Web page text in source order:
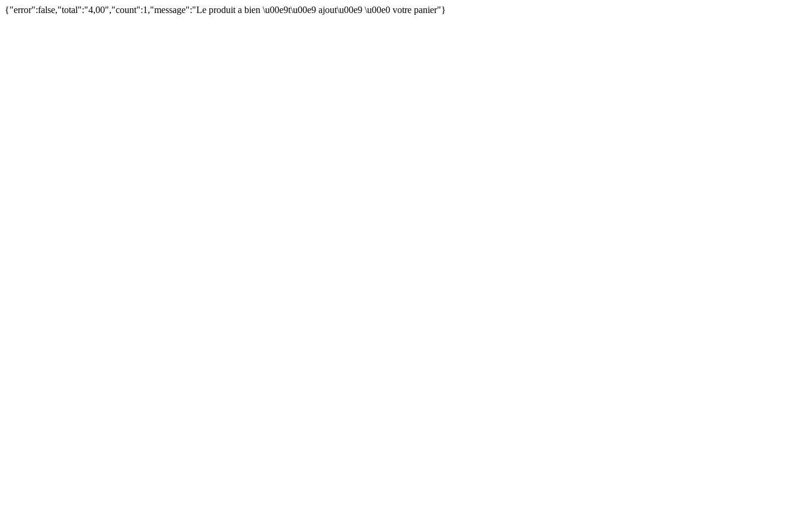
{"error":false,"total":"4,00","count":1,"message":"Le produit a bien \u00e9t\u00e9 ajout\u00e9 \u00e0 votre panier"}